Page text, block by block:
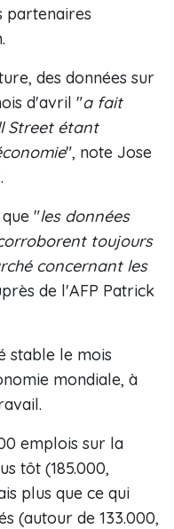
partenaires
des données sur
d'avril "a fait
Street étant
", note Jose
"les données
toujours
concernant les
de l'AFP Patrick
stable le mois
mondiale, à
emplois sur la
tôt (185.000,
plus que ce qui
(autour de 133.000,